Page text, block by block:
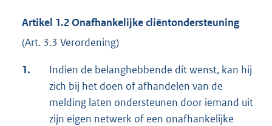
Artikel 1.2 Onafhankelijke cliëntondersteuning
(Art. 3.3 Verordening)
1.
Indien de belanghebbende dit wenst, kan hij
zich bij het doen of afhandelen van de
melding laten ondersteunen door iemand uit
zijn eigen netwerk of een onafhankelijke